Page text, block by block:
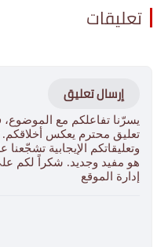
تعليقات
إرسال تعليق
يسرّنا تفاعلكم مع الموضوع،
تعليق محترم يعكس أخلاقكم.
وتعليقاتكم الإيجابية
هو مفيد وجديد. شكراً لكم
إدارة الموقع